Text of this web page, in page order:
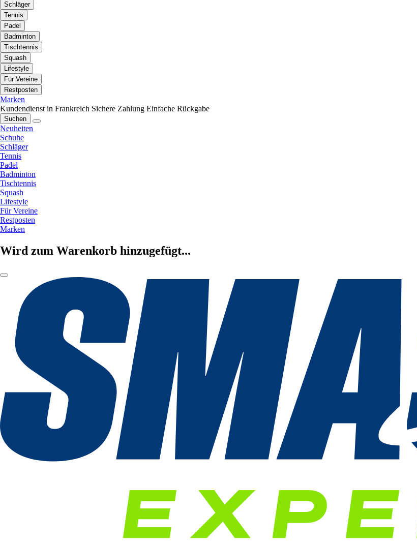
Schläger
Tennis
Padel
Badminton
Tischtennis
Squash
Lifestyle
Für Vereine
Restposten
Marken
Kundendienst in Frankreich Sichere Zahlung Einfache Rückgabe
Suchen
Neuheiten
Schuhe
Schläger
Tennis
Padel
Badminton
Tischtennis
Squash
Lifestyle
Für Vereine
Restposten
Marken
Wird zum Warenkorb hinzugefügt...